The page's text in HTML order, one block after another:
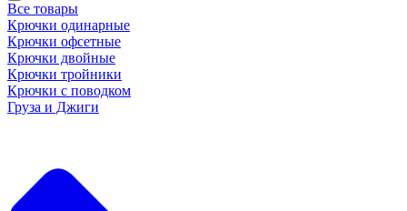
Все товары
Крючки одинарные
Крючки офсетные
Крючки двойные
Крючки тройники
Крючки с поводком
Груза и Джиги